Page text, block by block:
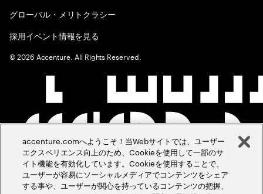
グローバル・メリトクラシー
採用イベント情報を見る
©2026 Accenture. All Rights Reserved.
accenture.comへようこそ！当Webサイトでは、ユーザー
エクスペリエンス向上のため、Cookieを使用して一部のサ
イト機能を有効化しています。Cookieを使用することで、
ユーザーが容易にソーシャルメディアでコンテンツをシェア
する事や、ユーザーが関心を持っているコンテンツの把握、